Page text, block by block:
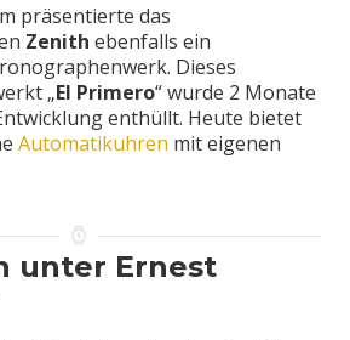
präsentierte das
Zenith ebenfalls ein
Dieses
„El Primero“ wurde 2 Monate
enthüllt. Heute bietet
Automatikuhren mit eigenen
unter Ernest